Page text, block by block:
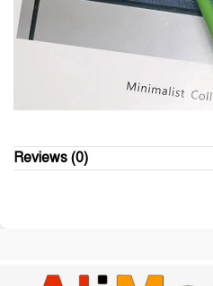
Reviews (0)